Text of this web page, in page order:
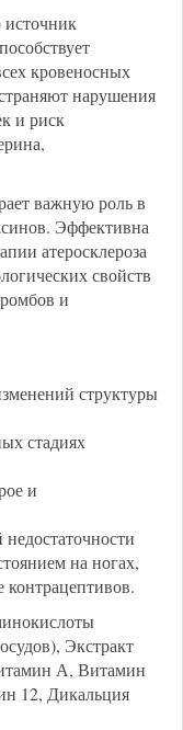
источник
кровеносных
нарушения
и риск
важную роль в
Эффективна
атеросклероза
свойств
и
структуры
стадиях
и
на ногах,
Экстракт
А, Витамин
12, Дикальция